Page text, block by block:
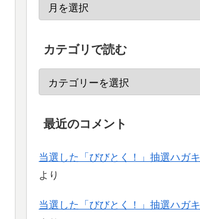
カテゴリで読む
最近のコメント
当選した「びびとく！」抽選ハガキ
より
当選した「びびとく！」抽選ハガキ